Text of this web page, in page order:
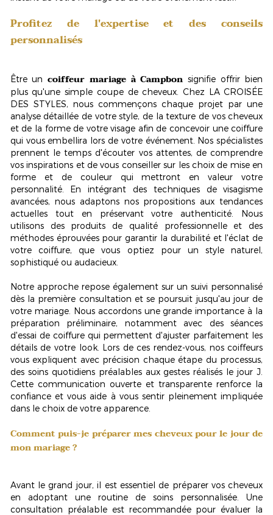
Profitez de l'expertise et des conseils
personnalisés
Être uncoiffeur mariage à Campbon signifie offrir bien
plus qu'une simple coupe de cheveux. Chez LA CROISÉE
DES STYLES, nous commençons chaque projet par une
analyse détaillée de votre style, de la texture de vos cheveux
et de la forme de votre visage afin de concevoir une coiffure
qui vous embellira lors de votre événement. Nos spécialistes
prennent le temps d'écouter vos attentes, de comprendre
vos inspirations et de vous conseiller sur les choix de mise en
forme et de couleur qui mettront en valeur votre
personnalité. En intégrant des techniques devisagisme
avancées, nous adaptons nos propositions aux tendances
actuelles tout en préservant votre authenticité. Nous
utilisons des produits de qualité professionnelle et des
méthodes éprouvées pour garantir la durabilité et l'éclat de
votre coiffure, que vous optiez pour un style naturel,
sophistiqué ou audacieux.
Notre approche repose également sur un suivi personnalisé
dès la première consultation et se poursuit jusqu'au jour de
votre mariage. Nous accordons une grande importance à la
préparation préliminaire, notamment avec des séances
d'essai de coiffure qui permettent d'ajuster parfaitement les
détails de votre look. Lors de ces rendez-vous, nos coiffeurs
vous expliquent avec précision chaque étape du processus,
des soins quotidiens préalables aux gestes réalisés le jour J.
Cette communication ouverte et transparente renforce la
confiance et vous aide à vous sentir pleinement impliquée
dans le choix de votre apparence.
Comment puis-je préparer mes cheveux pour le jour de
mon mariage ?
Avant le grand jour, il est essentiel de préparer vos cheveux
en adoptant une routine de soins personnalisée. Une
consultation préalable est recommandée pour évaluer la